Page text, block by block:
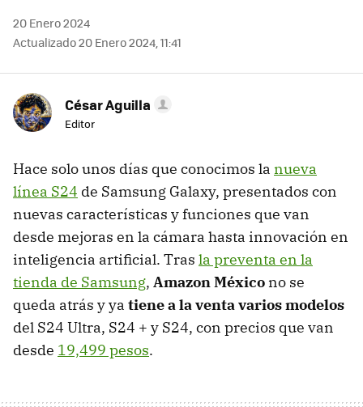
20 Enero 2024
Actualizado 20 Enero 2024, 11:41
César Aguilla
Editor
Hace solo unos días que conocimos la nueva
línea S24 de Samsung Galaxy, presentados con
nuevas características y funciones que van
desde mejoras en la cámara hasta innovación en
inteligencia artificial. Tras la preventa en la
tienda de Samsung, Amazon México no se
queda atrás y ya tiene a la venta varios modelos
del S24 Ultra, S24 + y S24, con precios que van
desde 19,499 pesos.